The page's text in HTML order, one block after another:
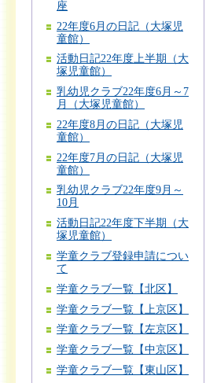
座
22年度6月の日記（大塚児
童館）
活動日記22年度上半期（大
塚児童館）
乳幼児クラブ22年度6月～7
月（大塚児童館）
22年度8月の日記（大塚児
童館）
22年度7月の日記（大塚児
童館）
乳幼児クラブ22年度9月～
10月
活動日記22年度下半期（大
塚児童館）
学童クラブ登録申請につい
て
学童クラブ一覧【北区】
学童クラブ一覧【上京区】
学童クラブ一覧【左京区】
学童クラブ一覧【中京区】
学童クラブ一覧【東山区】